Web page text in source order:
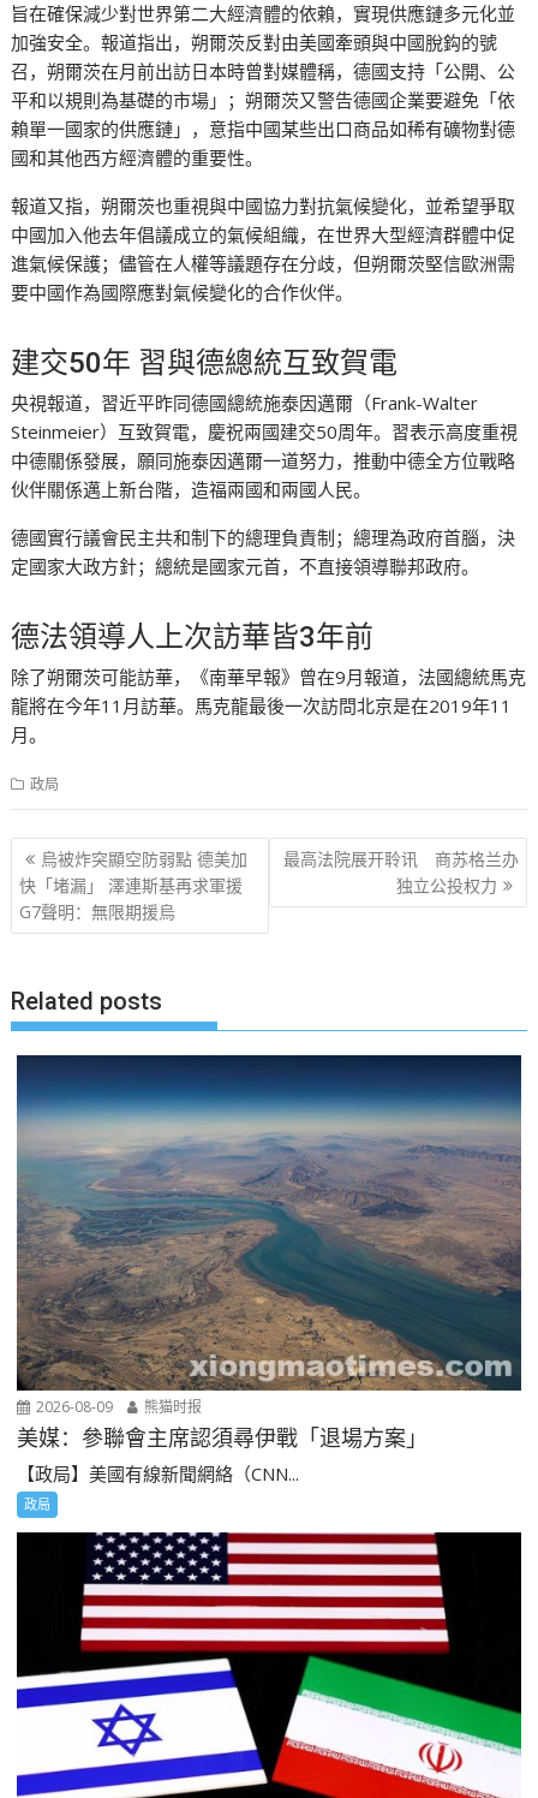
旨在確保減少對世界第二大經濟體的依賴，實現供應鏈多元化並
加強安全。報道指出，朔爾茨反對由美國牽頭與中國脫鈎的號
召，朔爾茨在月前出訪日本時曾對媒體稱，德國支持「公開、公
平和以規則為基礎的市場」；朔爾茨又警告德國企業要避免「依
賴單一國家的供應鏈」，意指中國某些出口商品如稀有礦物對德
國和其他西方經濟體的重要性。
報道又指，朔爾茨也重視與中國協力對抗氣候變化，並希望爭取
中國加入他去年倡議成立的氣候組織，在世界大型經濟群體中促
進氣候保護；儘管在人權等議題存在分歧，但朔爾茨堅信歐洲需
要中國作為國際應對氣候變化的合作伙伴。
建交50年 習與德總統互致賀電
央視報道，習近平昨同德國總統施泰因邁爾（Frank-Walter
Steinmeier）互致賀電，慶祝兩國建交50周年。習表示高度重視
中德關係發展，願同施泰因邁爾一道努力，推動中德全方位戰略
伙伴關係邁上新台階，造福兩國和兩國人民。
德國實行議會民主共和制下的總理負責制；總理為政府首腦，決
定國家大政方針；總統是國家元首，不直接領導聯邦政府。
德法領導人上次訪華皆3年前
除了朔爾茨可能訪華，《南華早報》曾在9月報道，法國總統馬克
龍將在今年11月訪華。馬克龍最後一次訪問北京是在2019年11
月。
政局
文
章
导
烏被炸突顯空防弱點 德美加
快「堵漏」 澤連斯基再求軍援
G7聲明：無限期援烏
最高法院展开聆讯 商苏格兰办
独立公投权力
Related posts
2026-08-09 熊猫时报
美媒：參聯會主席認須尋伊戰「退場方案」
【政局】美國有線新聞網絡（CNN...
政局